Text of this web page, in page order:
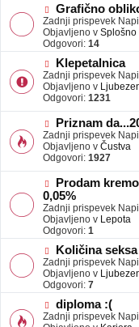
b
j
a
v
e
N
o
v
e
o
j
a
v
e
Grafično
Zadnji prispevek
Objavljeno v Splošno
Odgovori: 14
N
o
v
e
b
a
v
e
Klepetalnica
Zadnji prispevek
Objavljeno v
Odgovori: 1231
N
o
v
e
o
b
j
a
v
e
Priznam
Zadnji prispevek
Objavljeno v Čustva
Odgovori: 1927
N
o
v
e
o
b
a
v
e
Prodam
0,05%
Zadnji prispevek
Objavljeno v Lepota
Odgovori: 1
N
o
v
e
o
b
j
Količina seksa
Zadnji prispevek
Objavljeno v
Odgovori: 7
N
o
diploma :(
Zadnji prispevek